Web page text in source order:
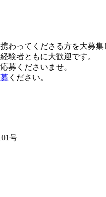
わってくださる方を大募集
験者ともに大歓迎です。
募くださいませ。
ください。
号